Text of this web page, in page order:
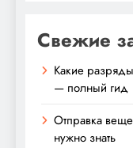
Свежие
Какие
— полный гид
Отправка
нужно знать